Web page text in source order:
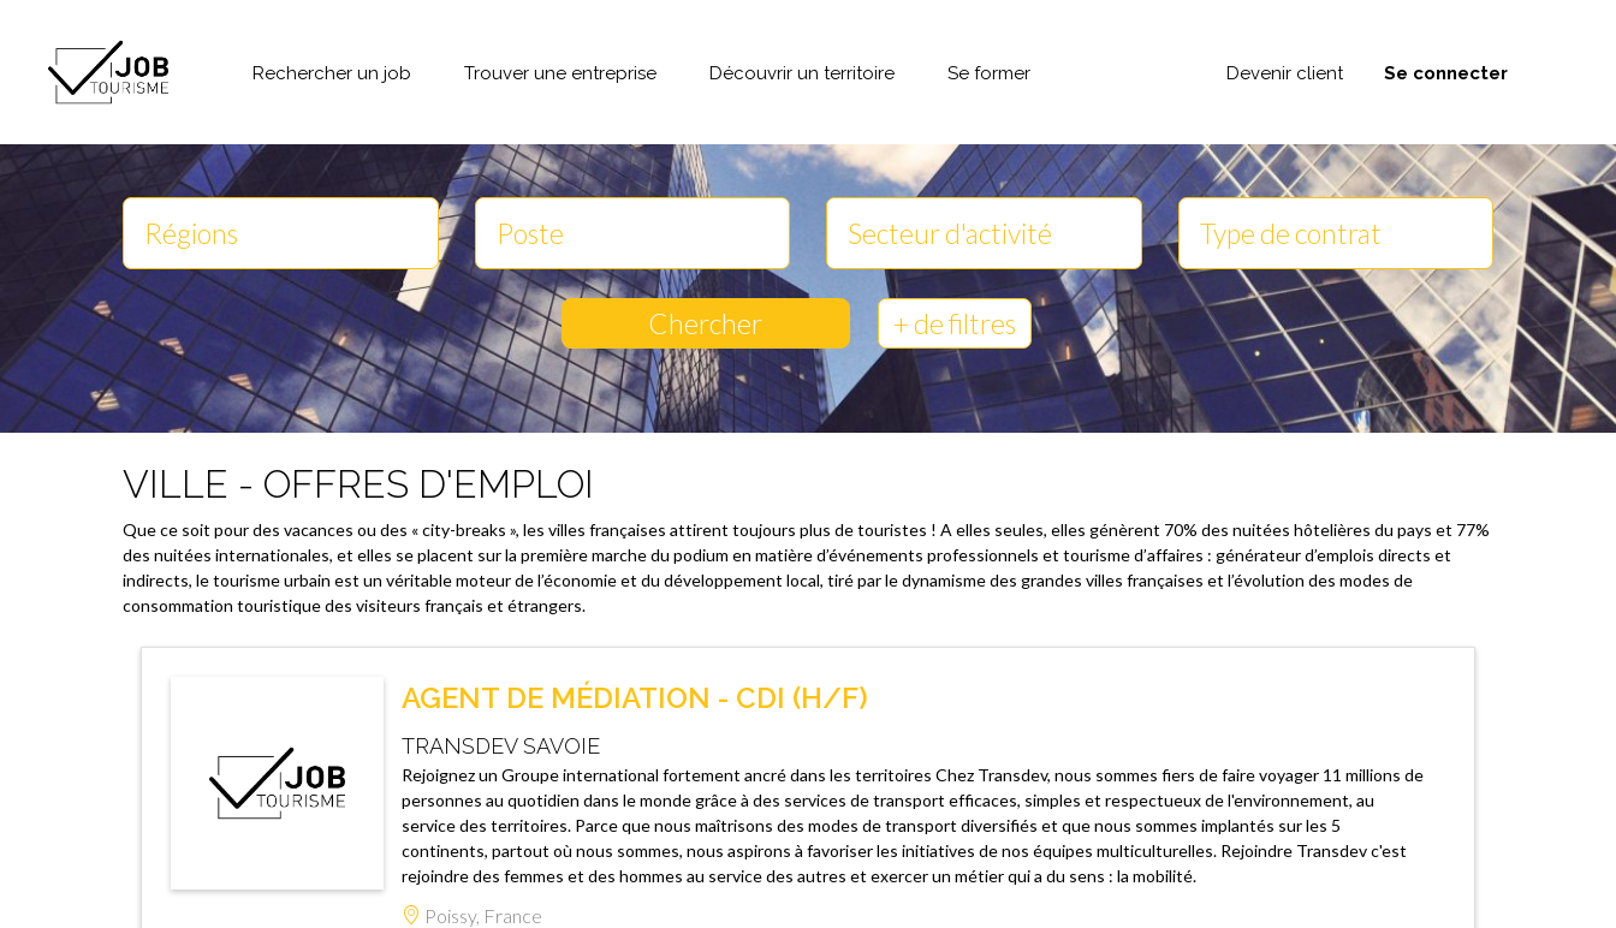
Rechercher un job Trouver une entreprise Découvrir un territoire Se former Devenir client Se connecter
Chercher + de filtres
VILLE - OFFRES D'EMPLOI
Que ce soit pour des vacances ou des « city-breaks », les villes françaises attirent toujours plus de touristes ! A elles seules, elles génèrent 70% des nuitées hôtelières du pays et 77%
des nuitées internationales, et elles se placent sur la première marche du podium en matière d’événements professionnels et tourisme d’affaires : générateur d’emplois directs et
indirects, le tourisme urbain est un véritable moteur de l’économie et du développement local, tiré par le dynamisme des grandes villes françaises et l’évolution des modes de
consommation touristique des visiteurs français et étrangers.
AGENT DE MÉDIATION - CDI (H/F)
TRANSDEV SAVOIE
Rejoignez un Groupe international fortement ancré dans les territoires Chez Transdev, nous sommes fiers de faire voyager 11 millions de
personnes au quotidien dans le monde grâce à des services de transport efficaces, simples et respectueux de l'environnement, au
service des territoires. Parce que nous maîtrisons des modes de transport diversifiés et que nous sommes implantés sur les 5
continents, partout où nous sommes, nous aspirons à favoriser les initiatives de nos équipes multiculturelles. Rejoindre Transdev c'est
rejoindre des femmes et des hommes au service des autres et exercer un métier qui a du sens : la mobilité.
Poissy, France